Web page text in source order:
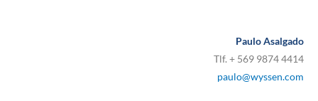
Paulo Asalgado
Tlf. + 569 9874 4414
paulo@wyssen.com